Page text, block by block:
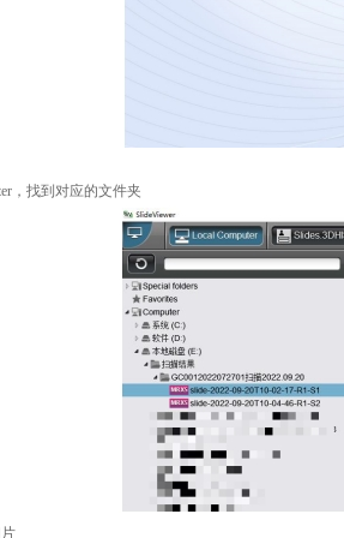
，找到对应的文件夹